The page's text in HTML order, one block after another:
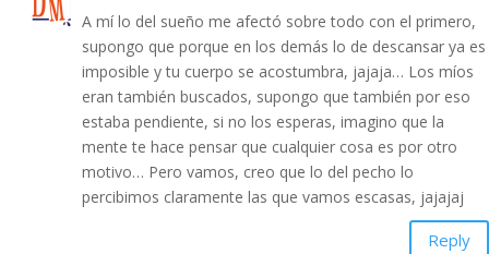
A mí lo del sueño me afectó sobre todo con el primero,
supongo que porque en los demás lo de descansar ya es
imposible y tu cuerpo se acostumbra, jajaja… Los míos
eran también buscados, supongo que también por eso
estaba pendiente, si no los esperas, imagino que la
mente te hace pensar que cualquier cosa es por otro
motivo… Pero vamos, creo que lo del pecho lo
percibimos claramente las que vamos escasas, jajajaj
Reply